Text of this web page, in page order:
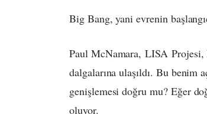
Big Bang, yani evrenin
Paul McNamara,LISA Projesi,
dalgalarına ulaşıldı. Bu benim
genişlemesi doğru mu? Eğer
oluyor.